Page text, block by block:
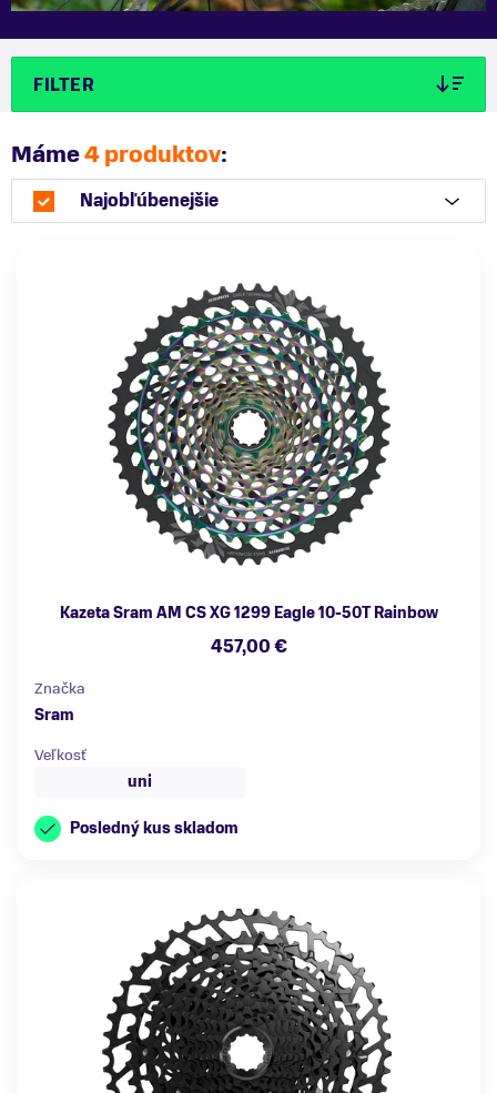
FILTER
Máme4 produktov:
Najobľúbenejšie
Kazeta Sram AM CS XG 1299 Eagle 10-50T Rainbow
457,00 €
Značka
Sram
Veľkosť
uni
Posledný kus skladom